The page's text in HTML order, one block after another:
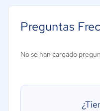
Mapeo de vectores
Preguntas
No se han cargado